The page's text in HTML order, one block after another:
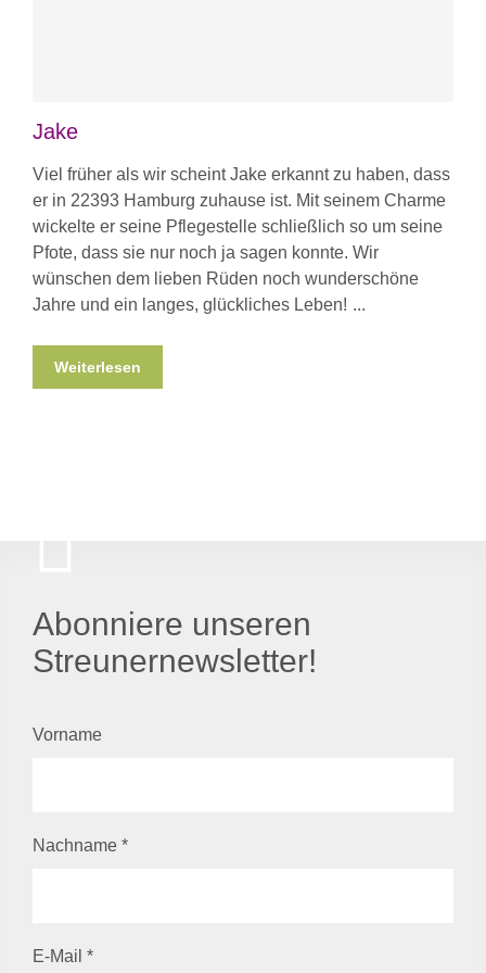
Jake
Viel früher als wir scheint Jake erkannt zu haben, dass
er in 22393 Hamburg zuhause ist. Mit seinem Charme
wickelte er seine Pflegestelle schließlich so um seine
Pfote, dass sie nur noch ja sagen konnte. Wir
wünschen dem lieben Rüden noch wunderschöne
Jahre und ein langes, glückliches Leben!
Weiterlesen
Abonniere unseren
Streunernewsletter!
Vorname
Nachname *
E-Mail *